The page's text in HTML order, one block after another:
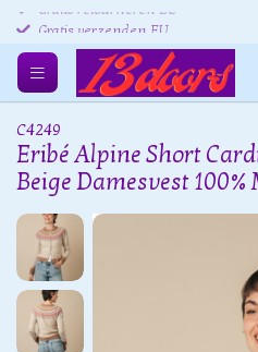
Gratis retourneren EU
C4249
Eribé Alpine Short
Beige Damesvest